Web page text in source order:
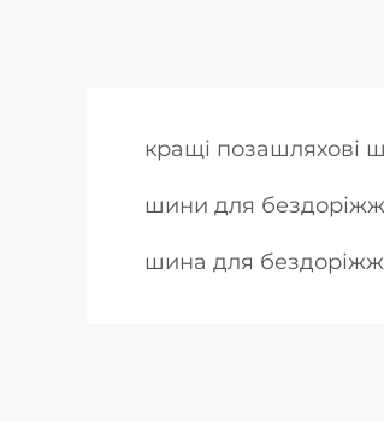
кращі позашляхові
шини для
шина для